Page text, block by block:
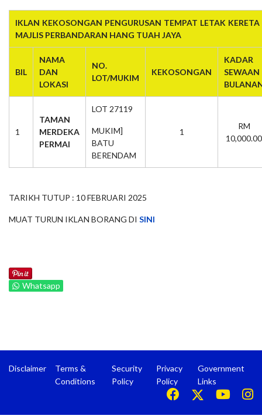
IKLAN KEKOSONGAN PENGURUSAN TEMPAT LETAK
MAJLIS PERBANDARAN HANG TUAH JAYA
BIL
NAMA
DAN
LOKASI
NO.
LOT/MUKIM
KEKOSONGAN
KADAR
SEWAAN
1
TAMAN
MERDEKA
PERMAI
LOT 27119
MUKIM]
BATU
BERENDAM
1
RM
10,000.00
TARIKH TUTUP : 10 FEBRUARI 2025
MUAT TURUN IKLAN BORANG DI SINI
Whatsapp
Disclaimer
Terms &
Conditions
Security
Policy
Privacy
Policy
Government
Links